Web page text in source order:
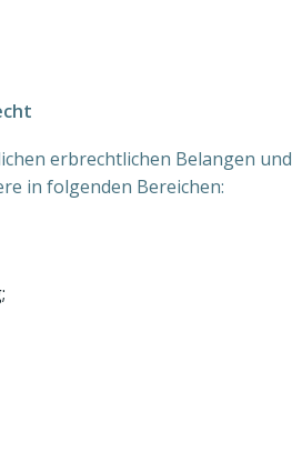
erbrechtlichen Belangen und
in folgenden Bereichen: